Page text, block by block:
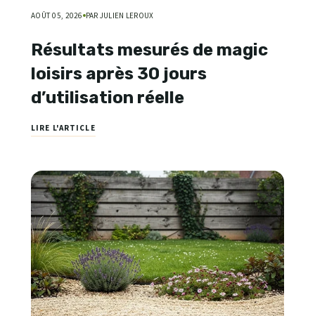
AOÛT 05, 2026 PAR JULIEN LEROUX
Résultats mesurés de magic
loisirs après 30 jours
d’utilisation réelle
LIRE L'ARTICLE